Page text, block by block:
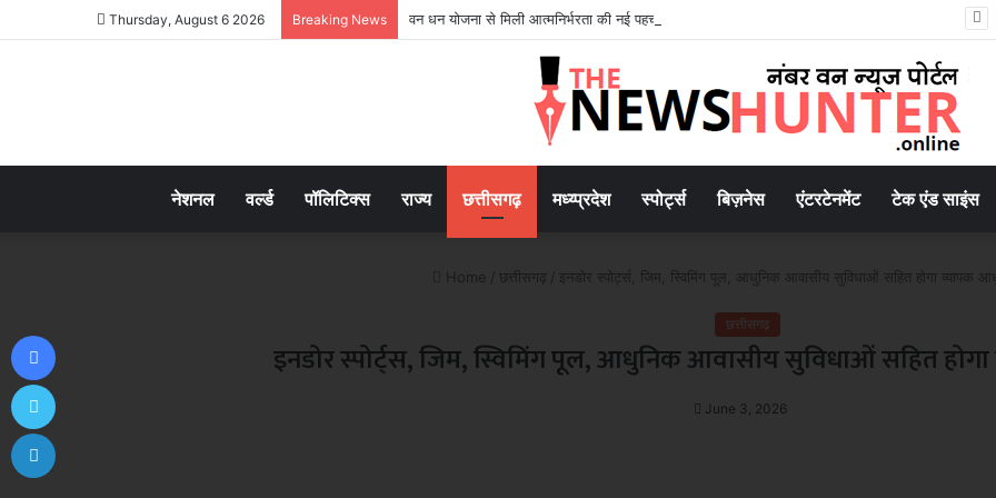
Thursday, August 6 2026 Breaking News वन धन योजना से मिली आत्मनिर्भरता की नई पहचान..
नेशनल वर्ल्ड पॉलिटिक्स राज्य छत्तीसगढ़ मध्य्प्रदेश स्पोर्ट्स बिज़नेस एंटरटेनमेंट टेक एंड साइंस
Home / छत्तीसगढ़ / इनडोर स्पोर्ट्स, जिम, स्विमिंग पूल, आधुनिक आवासीय सुविधाओं सहित होगा व्यापक
छत्तीसगढ़
इनडोर स्पोर्ट्स, जिम, स्विमिंग पूल, आधुनिक आवासीय सुविधाओं सहित
June 3, 2026